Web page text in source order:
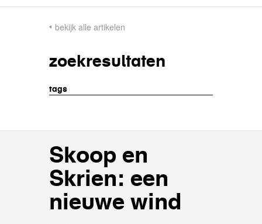
bekijk alle artikelen
zoekresultaten
tags
Skoop en
Skrien: een
nieuwe wind